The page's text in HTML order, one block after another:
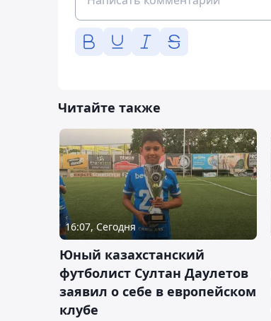
Читайте также
16:07, Сегодня
Юный казахстанский
футболист Султан Даулетов
заявил о себе в европейском
клубе